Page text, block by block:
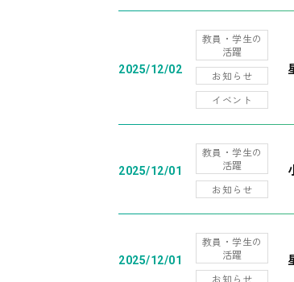
2025/12/02
教員・学生の
活躍
お知らせ
イベント
2025/12/01
教員・学生の
活躍
お知らせ
2025/12/01
教員・学生の
活躍
お知らせ